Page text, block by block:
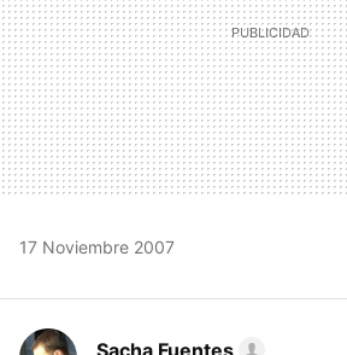
17 Noviembre 2007
Sacha Fuentes